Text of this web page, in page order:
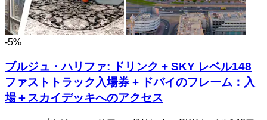
-5%
ブルジュ・ハリファ: ドリンク + SKY レベル148
ファストトラック入場券 + ドバイのフレーム：入
場＋スカイデッキへのアクセス